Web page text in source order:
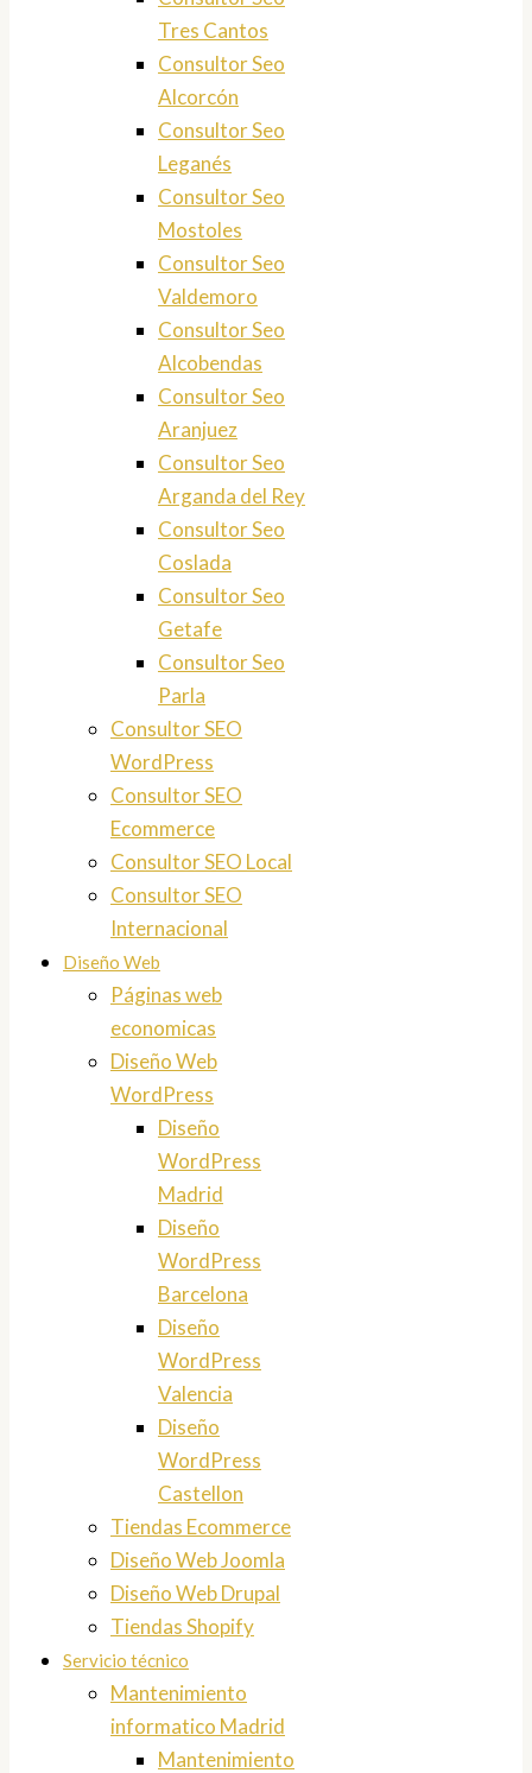
Tres Cantos
Consultor Seo
Alcorcón
Consultor Seo
Leganés
Consultor Seo
Mostoles
Consultor Seo
Valdemoro
Consultor Seo
Alcobendas
Consultor Seo
Aranjuez
Consultor Seo
Arganda del Rey
Consultor Seo
Coslada
Consultor Seo
Getafe
Consultor Seo
Parla
Consultor SEO
WordPress
Consultor SEO
Ecommerce
Consultor SEO Local
Consultor SEO
Internacional
Diseño Web
Páginas web
economicas
Diseño Web
WordPress
Diseño
WordPress
Madrid
Diseño
WordPress
Barcelona
Diseño
WordPress
Valencia
Diseño
WordPress
Castellon
Tiendas Ecommerce
Diseño Web Joomla
Diseño Web Drupal
Tiendas Shopify
Servicio técnico
Mantenimiento
informatico Madrid
Mantenimiento